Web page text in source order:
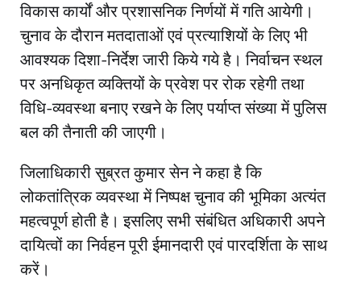
विकास कार्यों और प्रशासनिक निर्णयों में गति आयेगी।
चुनाव के दौरान मतदाताओं एवं प्रत्याशियों के लिए भी
आवश्यक दिशा-निर्देश जारी किये गये है। निर्वाचन स्थल
पर अनधिकृत व्यक्तियों के प्रवेश पर रोक रहेगी तथा
विधि-व्यवस्था बनाए रखने के लिए पर्याप्त संख्या में पुलिस
बल की तैनाती की जाएगी।
जिलाधिकारी सुब्रत कुमार सेन ने कहा है कि
लोकतांत्रिक व्यवस्था में निष्पक्ष चुनाव की भूमिका अत्यंत
महत्वपूर्ण होती है। इसलिए सभी संबंधित अधिकारी अपने
दायित्वों का निर्वहन पूरी ईमानदारी एवं पारदर्शिता के साथ
करें।